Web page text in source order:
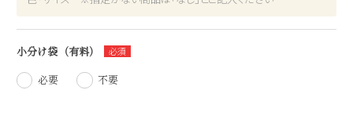
小分け袋（有料）
必要
不要